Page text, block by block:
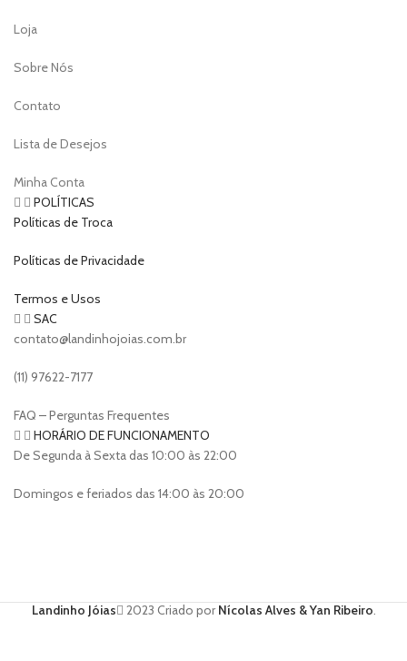
Loja
Sobre Nós
Contato
Lista de Desejos
Minha Conta
POLÍTICAS
Políticas de Troca
Políticas de Privacidade
Termos e Usos
SAC
contato@landinhojoias.com.br
(11) 97622-7177
FAQ – Perguntas Frequentes
HORÁRIO DE FUNCIONAMENTO
De Segunda à Sexta das 10:00 às 22:00
Domingos e feriados das 14:00 às 20:00
Landinho Jóias 2023 Criado porNícolas Alves & Yan Ribeiro.